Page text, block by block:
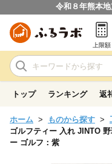
令和８年熊本
上限額
トップ ランキング 返
ホーム ものから探す
ゴルフティー 入れ JINTO
ー ゴルフ：紫